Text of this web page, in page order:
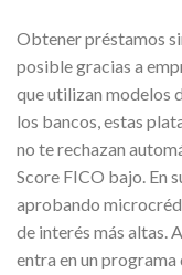
Obtener préstamos
posible gracias a
que utilizan modelos
los bancos, estas
no te rechazan
Score FICO bajo. En
aprobando
de interés más altas.
entra en un